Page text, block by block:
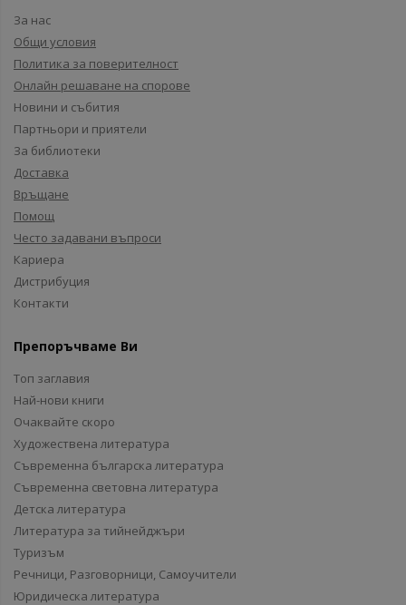
За нас
Общи условия
Политика за поверителност
Онлайн решаване на спорове
Новини и събития
Партньори и приятели
За библиотеки
Доставка
Връщане
Помощ
Често задавани въпроси
Кариера
Дистрибуция
Контакти
Препоръчваме Ви
Топ заглавия
Най-нови книги
Очаквайте скоро
Художествена литература
Съвременна българска литература
Съвременна световна литература
Детска литература
Литература за тийнейджъри
Туризъм
Речници, Разговорници, Самоучители
Юридическа литература